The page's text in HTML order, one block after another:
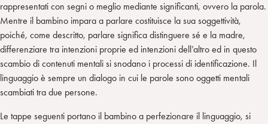
rappresentati con segni o meglio mediante significanti, ovvero la parola.
Mentre il bambino impara a parlare costituisce la sua soggettività,
poiché, come descritto, parlare significa distinguere sé e la madre,
differenziare tra intenzioni proprie ed intenzioni dell’altro ed in questo
scambio di contenuti mentali si snodano i processi di identificazione. Il
linguaggio è sempre un dialogo in cui le parole sono oggetti mentali
scambiati tra due persone.
Le tappe seguenti portano il bambino a perfezionare il linguaggio, si